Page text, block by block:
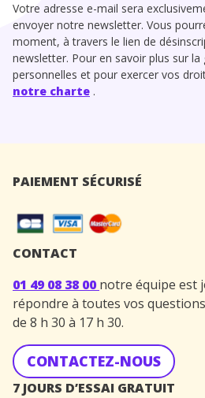
Votre adresse e-mail sera
envoyer notre newsletter. Vous
moment, à travers le lien de
newsletter. Pour en savoir plus sur
personnelles et pour exercer vos
notre charte .
PAIEMENT SÉCURISÉ
CONTACT
01 49 08 38 00 notre équipe est
répondre à toutes vos
de 8 h 30 à 17 h 30.
CONTACTEZ-NOUS
7 JOURS D’ESSAI GRATUIT